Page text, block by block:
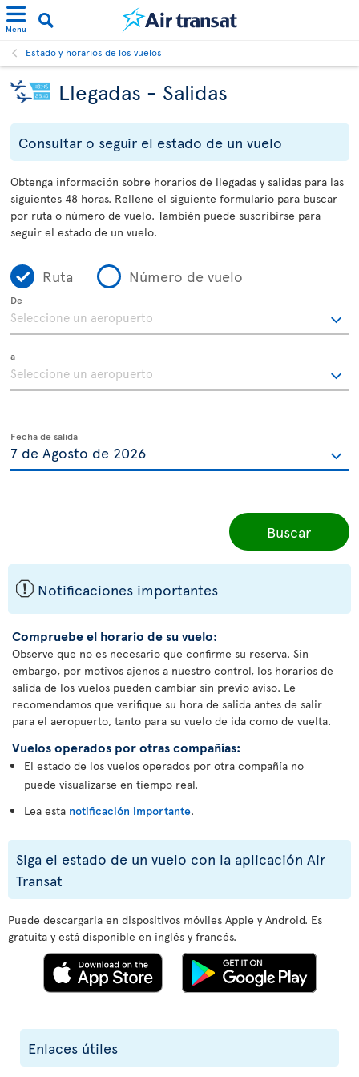
Menu
Estado y horarios de los vuelos
Llegadas - Salidas
Consultar o seguir el estado de un vuelo
Obtenga información sobre horarios de llegadas y salidas para las
siguientes 48 horas. Rellene el siguiente formulario para buscar
por ruta o número de vuelo. También puede suscribirse para
seguir el estado de un vuelo.
Ruta Número de vuelo
De
a
Fecha de salida
Buscar
ü Notificaciones importantes
Compruebe el horario de su vuelo:
Observe que no es necesario que confirme su reserva. Sin
embargo, por motivos ajenos a nuestro control, los horarios de
salida de los vuelos pueden cambiar sin previo aviso. Le
recomendamos que verifique su hora de salida antes de salir
para el aeropuerto, tanto para su vuelo de ida como de vuelta.
Vuelos operados por otras compañías:
El estado de los vuelos operados por otra compañía no
puede visualizarse en tiempo real.
Lea esta notificación importante.
Siga el estado de un vuelo con la aplicación Air
Transat
Puede descargarla en dispositivos móviles Apple y Android. Es
gratuita y está disponible en inglés y francés.
Enlaces útiles